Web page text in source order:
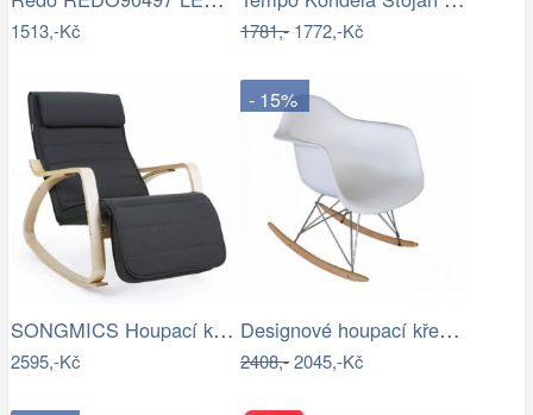
1513,-Kč 1781,-1772,-Kč
SONGMICS Houpací křeslo Ben šedé
2595,-Kč
- 15%
Designové houpací křeslo - TK
2408,-2045,-Kč